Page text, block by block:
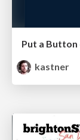
kastner